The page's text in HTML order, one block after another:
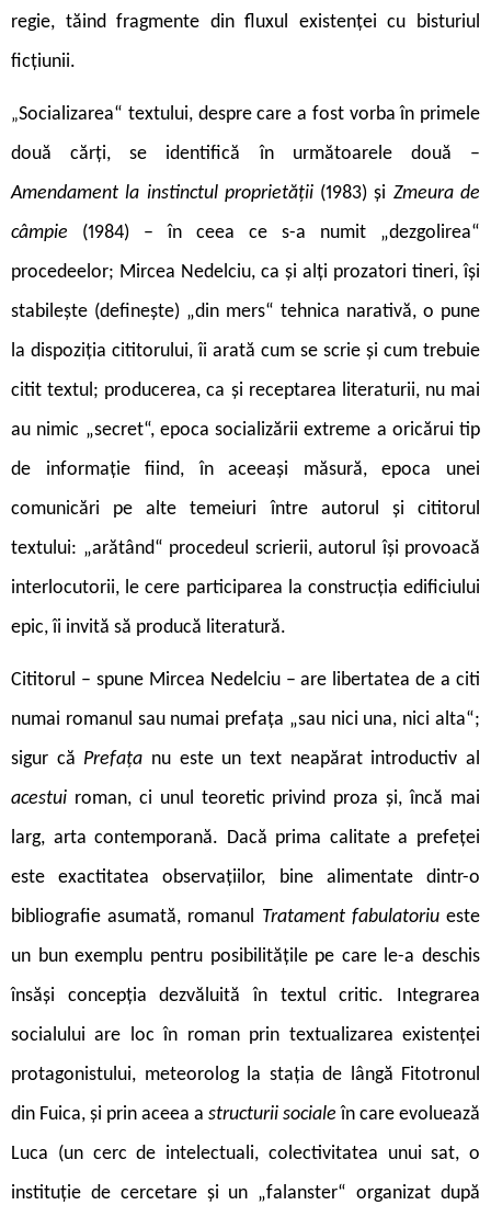
regie, tăind fragmente din fluxul existenței cu bisturiul
ficțiunii.
„Socializarea“ textului, despre care a fost vorba în primele
două cărți, se identifică în următoarele două –
Amendament la instinctul proprietății (1983) și Zmeura de
câmpie (1984) – în ceea ce s-a numit „dezgolirea“
procedeelor; Mircea Nedelciu, ca și alți prozatori tineri, își
stabilește (definește) „din mers“ tehnica narativă, o pune
la dispoziția cititorului, îi arată cum se scrie și cum trebuie
citit textul; producerea, ca și receptarea literaturii, nu mai
au nimic „secret“, epoca socializării extreme a oricărui tip
de informație fiind, în aceeași măsură, epoca unei
comunicări pe alte temeiuri între autorul și cititorul
textului: „arătând“ procedeul scrierii, autorul își provoacă
interlocutorii, le cere participarea la construcția edificiului
epic, îi invită să producă literatură.
Cititorul – spune Mircea Nedelciu – are libertatea de a citi
numai romanul sau numai prefața „sau nici una, nici alta“;
sigur că Prefața nu este un text neapărat intro­ductiv al
acestui roman, ci unul teoretic privind proza și, încă mai
larg, arta contem­porană. Dacă prima calitate a prefeței
este exactitatea observațiilor, bine alimentate dintr-o
bibliografie asumată, romanul Tratament fabulatoriueste
un bun exemplu pentru posibilitățile pe care le-a deschis
însăși concepția dezvăluită în textul critic. Integrarea
socialului are loc în roman prin textualizarea existenței
protagonistului, meteorolog la stația de lângă Fitotronul
din Fuica, și prin aceea a structurii socialeîn care evoluează
Luca (un cerc de intelectuali, colectivitatea unui sat, o
instituție de cercetare și un „falanster“ organizat după